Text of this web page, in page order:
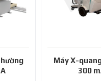
Máy X-
300